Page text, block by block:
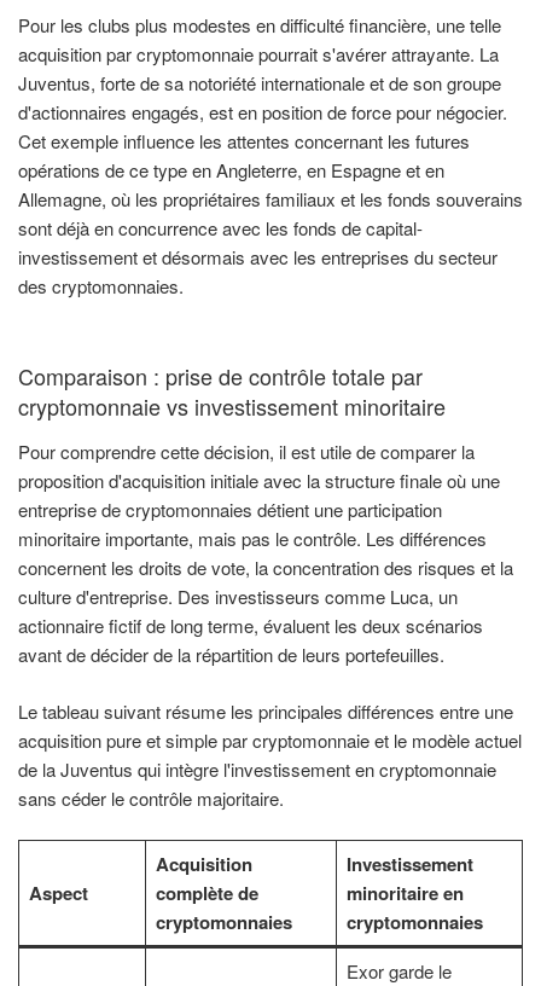
Pour les clubs plus modestes en difficulté financière, une telle
acquisition par cryptomonnaie pourrait s'avérer attrayante. La
Juventus, forte de sa notoriété internationale et de son groupe
d'actionnaires engagés, est en position de force pour négocier.
Cet exemple influence les attentes concernant les futures
opérations de ce type en Angleterre, en Espagne et en
Allemagne, où les propriétaires familiaux et les fonds souverains
sont déjà en concurrence avec les fonds de capital-
investissement et désormais avec les entreprises du secteur
des cryptomonnaies.
Comparaison : prise de contrôle totale par
cryptomonnaie vs investissement minoritaire
Pour comprendre cette décision, il est utile de comparer la
proposition d'acquisition initiale avec la structure finale où une
entreprise de cryptomonnaies détient une participation
minoritaire importante, mais pas le contrôle. Les différences
concernent les droits de vote, la concentration des risques et la
culture d'entreprise. Des investisseurs comme Luca, un
actionnaire fictif de long terme, évaluent les deux scénarios
avant de décider de la répartition de leurs portefeuilles.
Le tableau suivant résume les principales différences entre une
acquisition pure et simple par cryptomonnaie et le modèle actuel
de la Juventus qui intègre l'investissement en cryptomonnaie
sans céder le contrôle majoritaire.
Aspect
Acquisition
complète de
cryptomonnaies
Investissement
minoritaire en
cryptomonnaies
Exor garde le